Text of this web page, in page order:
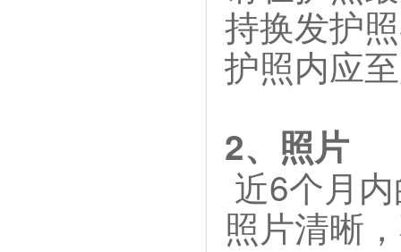
持换发护
护照内应
2、照片
近6个月
照片清晰